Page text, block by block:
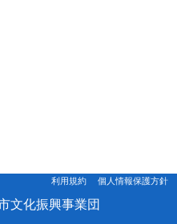
利用規約 個人情報保護方針
文化振興事業団